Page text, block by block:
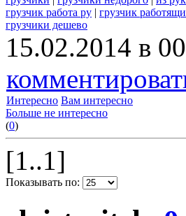
грузчик работа ру | грузчик
грузчики дешево
15.02.2014 в
Интересно Вам интересно
Больше не интересно
(0)
[1..1]
Показывать по: